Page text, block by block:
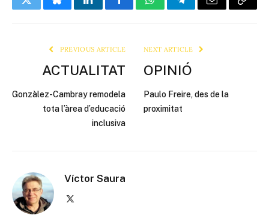
TwitterBlueskyLinkedInFacebookWhatsAppTelegramEmail Copy
PREVIOUS ARTICLE
ACTUALITAT
Gonzàlez-Cambray remodela
tota l’àrea d’educació
inclusiva
NEXT ARTICLE
OPINIÓ
Paulo Freire, des de la
proximitat
Víctor Saura